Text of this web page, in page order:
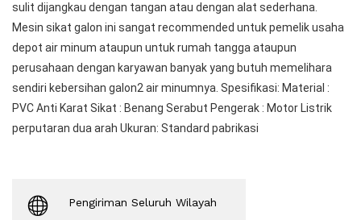
sulit dijangkau dengan tangan atau dengan alat sederhana.
Mesin sikat galon ini sangat recommended untuk pemelik usaha
depot air minum ataupun untuk rumah tangga ataupun
perusahaan dengan karyawan banyak yang butuh memelihara
sendiri kebersihan galon2 air minumnya. Spesifikasi: Material :
PVC Anti Karat Sikat : Benang Serabut Pengerak : Motor Listrik
perputaran dua arah Ukuran: Standard pabrikasi
Pengiriman Seluruh Wilayah